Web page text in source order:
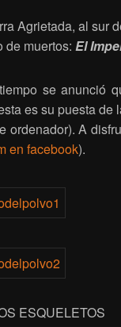
Agrietada, al sur
de muertos: El
se anunció
es su puesta
ordenador). A
en facebook).
ESQUELETOS